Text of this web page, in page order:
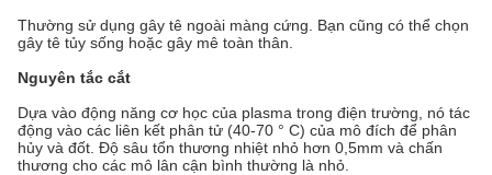
Thường sử dụng gây tê ngoài màng cứng. Bạn cũng có thể chọn
gây tê tủy sống hoặc gây mê toàn thân.
Nguyên tắc cắt
Dựa vào động năng cơ học của plasma trong điện trường, nó tác
động vào các liên kết phân tử (40-70 ° C) của mô đích để phân
hủy và đốt. Độ sâu tổn thương nhiệt nhỏ hơn 0,5mm và chấn
thương cho các mô lân cận bình thường là nhỏ.